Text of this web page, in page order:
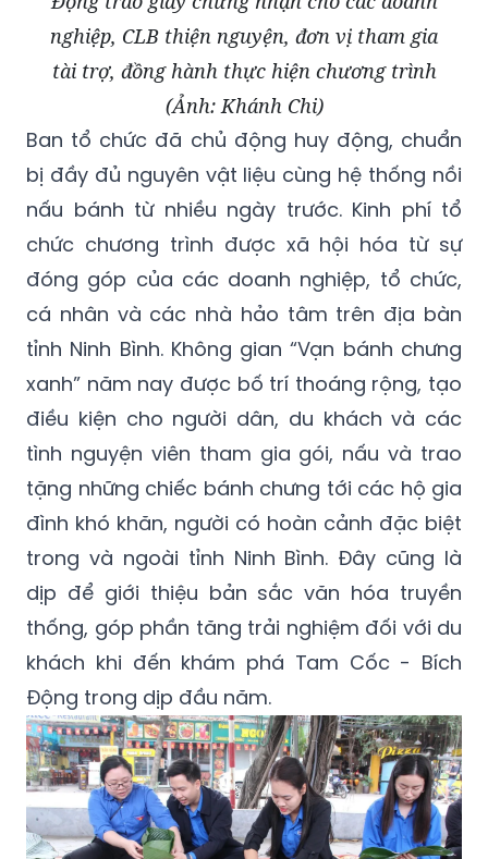
nghiệp, CLB thiện nguyện, đơn vị tham gia
tài trợ, đồng hành thực hiện chương trình
(Ảnh: Khánh Chi)
Ban tổ chức đã chủ động huy động, chuẩn
bị đầy đủ nguyên vật liệu cùng hệ thống nồi
nấu bánh từ nhiều ngày trước. Kinh phí tổ
chức chương trình được xã hội hóa từ sự
đóng góp của các doanh nghiệp, tổ chức,
cá nhân và các nhà hảo tâm trên địa bàn
tỉnh Ninh Bình. Không gian “Vạn bánh chưng
xanh” năm nay được bố trí thoáng rộng, tạo
điều kiện cho người dân, du khách và các
tình nguyện viên tham gia gói, nấu và trao
tặng những chiếc bánh chưng tới các hộ gia
đình khó khăn, người có hoàn cảnh đặc biệt
trong và ngoài tỉnh Ninh Bình. Đây cũng là
dịp để giới thiệu bản sắc văn hóa truyền
thống, góp phần tăng trải nghiệm đối với du
khách khi đến khám phá Tam Cốc - Bích
Động trong dịp đầu năm.